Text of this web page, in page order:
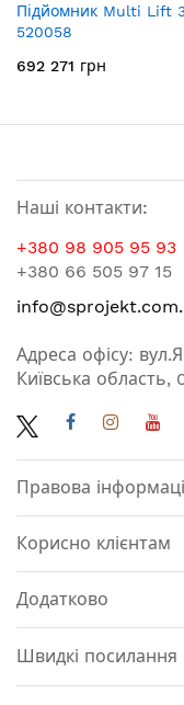
Підйомник Multi Lift
520058
692 271 грн
Наші контакти:
+380 98 905 95 93
+380 66 505 97 15
Адреса офісу:
Київська область,
Правова
Корисно клієнтам
Додатково
Швидкі посилання